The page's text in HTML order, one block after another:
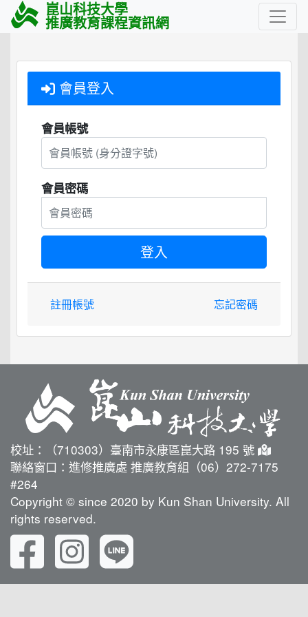
崑山科技大學
推廣教育課程資訊網
會員登入
會員帳號
會員密碼
註冊帳號 忘記密碼
校址：（710303）臺南市永康區崑大路 195 號
聯絡窗口：進修推廣處 推廣教育組（06）272-7175
#264
Copyright © since 2020 by Kun Shan University. All
rights reserved.